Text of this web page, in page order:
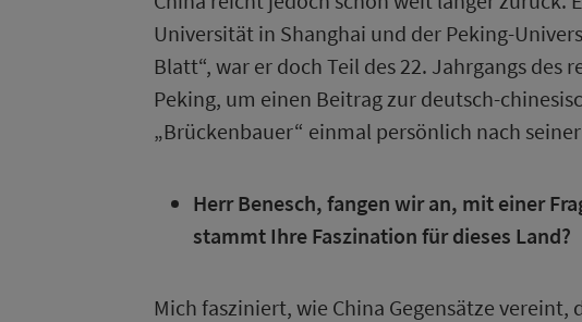
Universität in Shanghai und der Peking-
Blatt“, war er doch Teil des 22. Jahrgangs
Peking, um einen Beitrag zur deutsch-
„Brückenbauer“ einmal persönlich nach
Herr Benesch, fangen wir an, mit einer
stammt Ihre Faszination für dieses Land?
Mich fasziniert, wie China Gegensätze